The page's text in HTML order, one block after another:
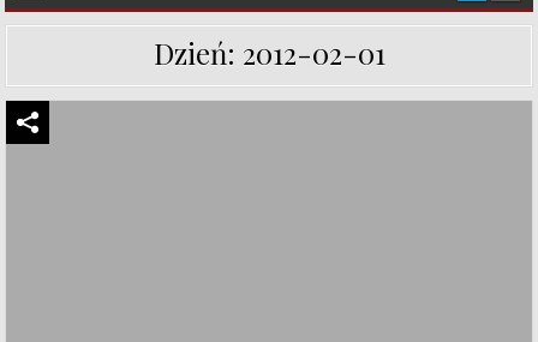
Dzień: 2012-02-01